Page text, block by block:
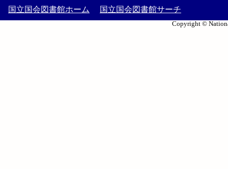
国立国会図書館ホーム 国立国会図書館サーチ
Copyright ©